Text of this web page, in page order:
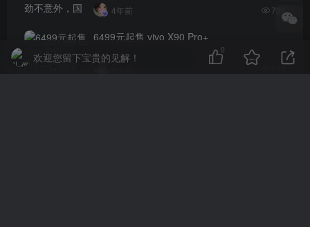
4年前 796
6499元起售 vivo X90 Pro+
699
欢迎您留下宝贵的见解！
0